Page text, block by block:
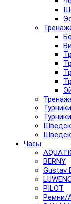
Часы
BERNY
Gustav
PILOT
Pемни/